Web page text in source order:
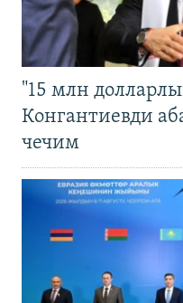
"15 млн
Конгантиевди
чечим